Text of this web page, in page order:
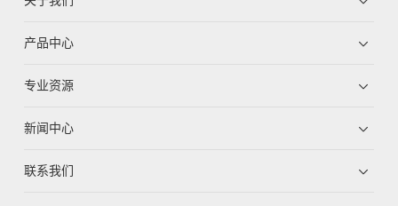
产品中心
专业资源
新闻中心
联系我们